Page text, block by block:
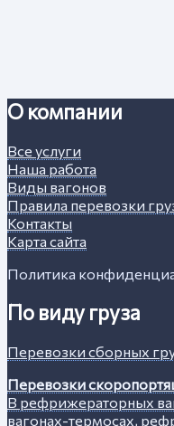
О компании
Все услуги
Наша работа
Виды вагонов
Правила перевозки
Контакты
Карта сайта
Политика
По виду груза
Перевозки сборных
Перевозки
В рефрижераторных
вагонах-термосах,